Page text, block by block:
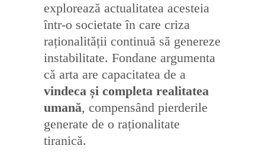
explorează actualitatea acesteia
într-o societate în care criza
raționalității continuă să genereze
instabilitate. Fondane argumenta
că arta are capacitatea de a
vindeca și completa realitatea
umană, compensând pierderile
generate de o raționalitate
tiranică.